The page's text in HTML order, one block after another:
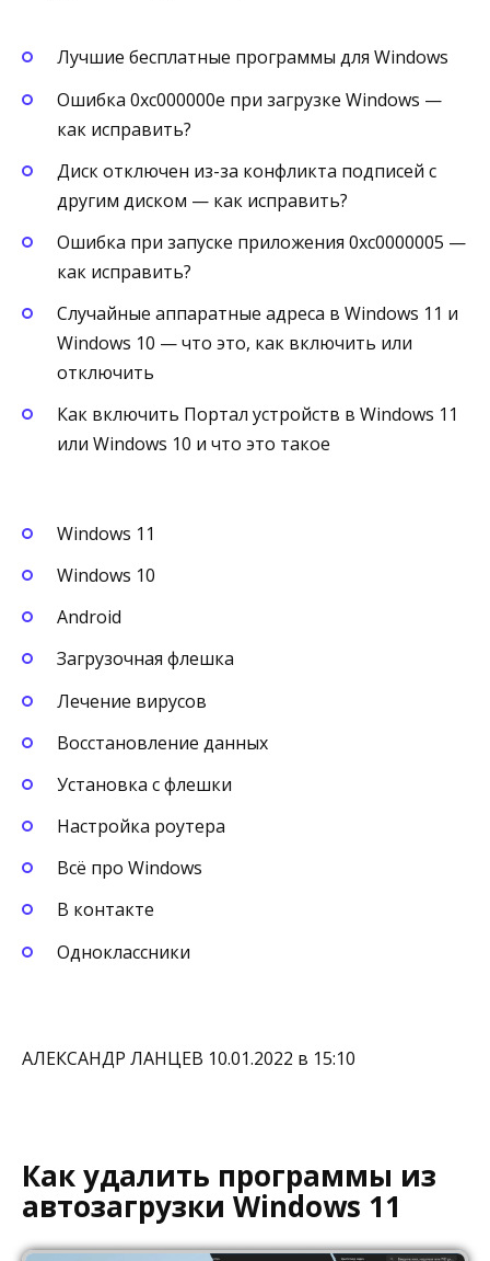
Лучшие бесплатные программы для Windows
Ошибка 0xc000000e при загрузке Windows —
как исправить?
Диск отключен из-за конфликта подписей с
другим диском — как исправить?
Ошибка при запуске приложения 0xc0000005 —
как исправить?
Случайные аппаратные адреса в Windows 11 и
Windows 10 — что это, как включить или
отключить
Как включить Портал устройств в Windows 11
или Windows 10 и что это такое
Windows 11
Windows 10
Android
Загрузочная флешка
Лечение вирусов
Восстановление данных
Установка с флешки
Настройка роутера
Всё про Windows
В контакте
Одноклассники
АЛЕКСАНДР ЛАНЦЕВ 10.01.2022 в 15:10
Как удалить программы из
автозагрузки Windows 11